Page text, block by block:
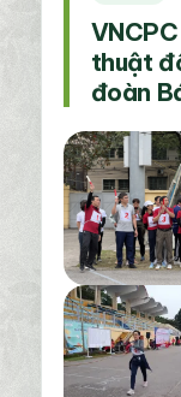
thuật
đoàn